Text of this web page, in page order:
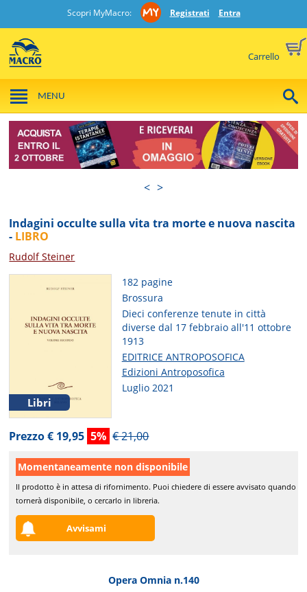
Scopri MyMacro: Registrati Entra
Carrello
MENU
< >
Indagini occulte sulla vita tra morte e nuova nascita
- LIBRO
Rudolf Steiner
Libri
182 pagine
Brossura
Dieci conferenze tenute in città
diverse dal 17 febbraio all'11 ottobre
1913
EDITRICE ANTROPOSOFICA
Edizioni Antroposofica
Luglio 2021
Prezzo € 19,95 5% € 21,00
Momentaneamente non disponibile
Il prodotto è in attesa di rifornimento. Puoi chiedere di essere avvisato quando
tornerà disponibile, o cercarlo in libreria.
Avvisami
Opera Omnia n.140